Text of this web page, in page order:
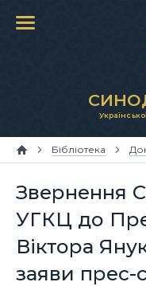
Бібліотека
Звернення
УГКЦ до
Віктора
заяви прес-